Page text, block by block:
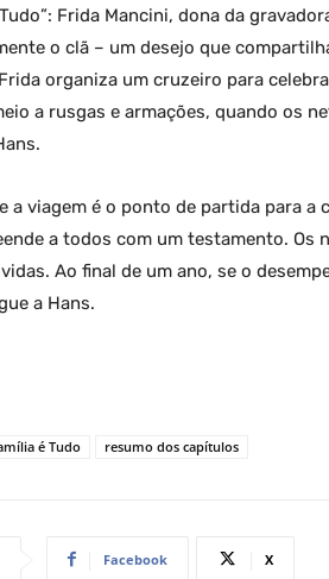
Frida Mancini, dona da
o clã – um desejo que
organiza um cruzeiro para
a rusgas e armações, quando os
a viagem é o ponto de partida para a
a todos com um testamento. Os
Ao final de um ano, se o
a Hans.
é Tudo resumo dos capítulos
Facebook X